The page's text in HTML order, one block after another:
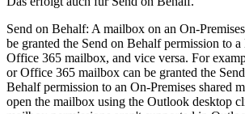
Send on Behalf: A mailbox on an On-
be granted the Send on Behalf permission to
Office 365 mailbox, and vice versa. For
or Office 365 mailbox can be granted the
Behalf permission to an On-Premises shared
open the mailbox using the Outlook desktop